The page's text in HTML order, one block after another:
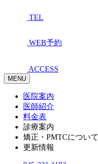
TEL
WEB予約
ACCESS
MENU
医院案内
医師紹介
料金表
診療案内
矯正・PMTCについて
更新情報